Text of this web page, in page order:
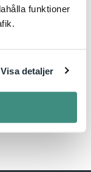
funktioner
Visa detaljer